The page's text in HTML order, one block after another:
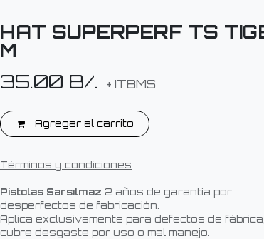
HAT SUPERPERF TS
M
35.00 B/. + ITBMS
Agregar al carrito
Términos y condiciones
Pistolas Sarsılmaz 2 años de garantía por
desperfectos de fabricación.
Aplica exclusivamente para defectos de
cubre desgaste por uso o mal manejo.